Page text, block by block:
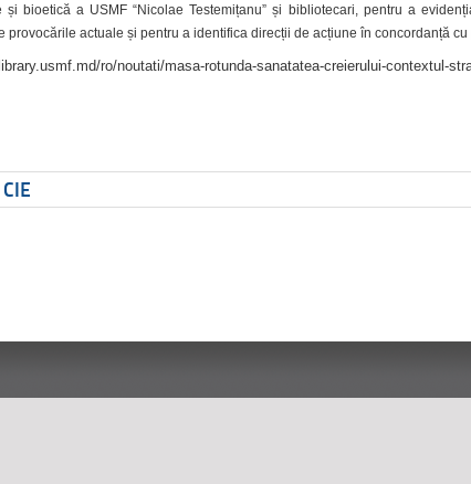
și bioetică a USMF “Nicolae Testemițanu” și bibliotecari, pentru a
provocările actuale și pentru a identifica direcții de acțiune în concordanță
ro/noutati/masa-rotunda-sanatatea-creierului-contextul-